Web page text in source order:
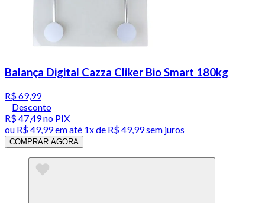
Balança Digital Cazza Cliker Bio Smart 180kg
R$ 69,99
Desconto
R$ 47,49no PIX
ou R$ 49,99em até 1x de R$ 49,99sem juros
COMPRAR AGORA